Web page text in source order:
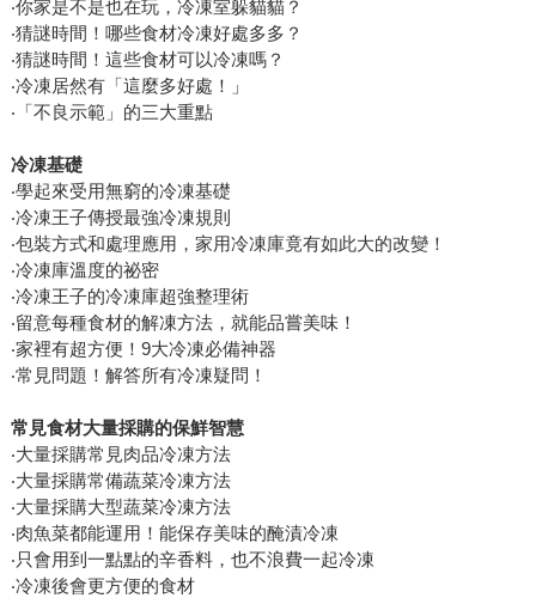
‧你家是不是也在玩，冷凍室躲貓貓？
‧猜謎時間！哪些食材冷凍好處多多？
‧猜謎時間！這些食材可以冷凍嗎？
‧冷凍居然有「這麼多好處！」
‧「不良示範」的三大重點
冷凍基礎
‧學起來受用無窮的冷凍基礎
‧冷凍王子傳授最強冷凍規則
‧包裝方式和處理應用，家用冷凍庫竟有如此大的改變！
‧冷凍庫溫度的祕密
‧冷凍王子的冷凍庫超強整理術
‧留意每種食材的解凍方法，就能品嘗美味！
‧家裡有超方便！9大冷凍必備神器
‧常見問題！解答所有冷凍疑問！
常見食材大量採購的保鮮智慧
‧大量採購常見肉品冷凍方法
‧大量採購常備蔬菜冷凍方法
‧大量採購大型蔬菜冷凍方法
‧肉魚菜都能運用！能保存美味的醃漬冷凍
‧只會用到一點點的辛香料，也不浪費一起冷凍
‧冷凍後會更方便的食材